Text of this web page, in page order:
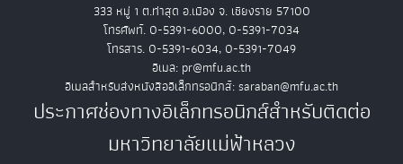
333 หมู่ 1 ต.ท่าสุด อ.เมือง จ. เชียงราย 57100
โทรศัพท์. 0-5391-6000, 0-5391-7034
โทรสาร. 0-5391-6034, 0-5391-7049
อีเมล: pr@mfu.ac.th
อีเมลสำหรับส่งหนังสืออิเล็กทรอนิกส์: saraban@mfu.ac.th
ประกาศช่องทางอิเล็กทรอนิกส์สำหรับติดต่อ
มหาวิทยาลัยแม่ฟ้าหลวง